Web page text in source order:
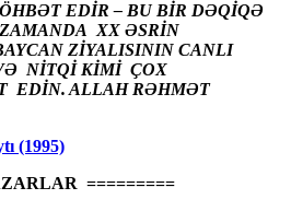
EDİR – BU BİR DƏQİQƏ
XX ƏSRİN
ZİYALISININ CANLI
NİTQİ KİMİ ÇOX
EDİN. ALLAH RƏHMƏT
(1995)
=========